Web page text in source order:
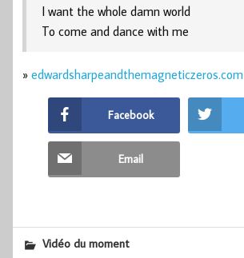
I want the whole damn world
To come and dance with me
» edwardsharpeandthemagneticzeros.com
Facebook
Email
Vidéo du moment